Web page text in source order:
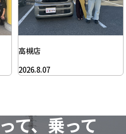
高槻店
2026.8.07
て、乗って